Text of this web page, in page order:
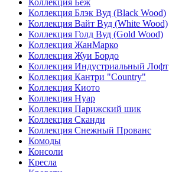
Коллекция Блэк Вуд (Black Wood)
Коллекция Вайт Вуд (White Wood)
Коллекция Голд Вуд (Gold Wood)
Коллекция ЖанМарко
Коллекция Жуи Бордо
Коллекция Индустриальный Лофт
Коллекция Кантри "Country"
Коллекция Киото
Коллекция Нуар
Коллекция Парижский шик
Коллекция Сканди
Коллекция Снежный Прованс
Комоды
Консоли
Кресла